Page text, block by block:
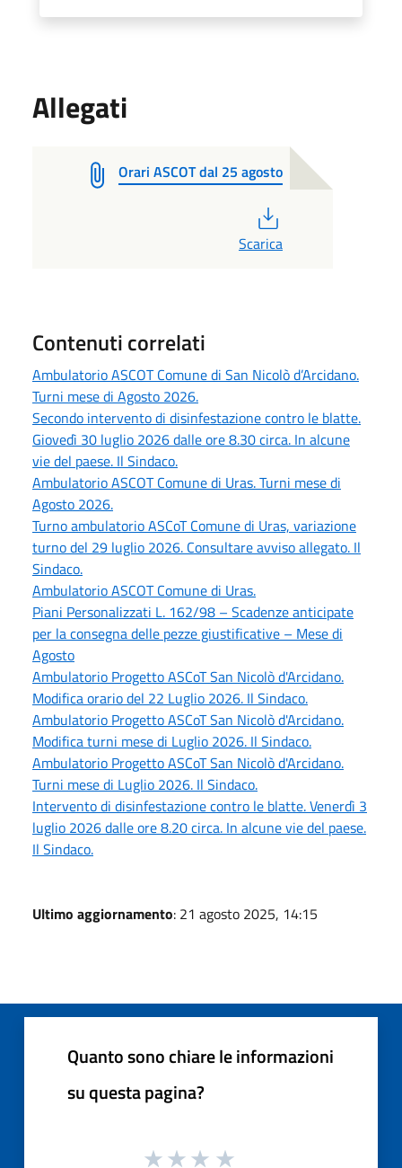
Allegati
Orari ASCOT dal 25 agosto
Scarica
Contenuti correlati
Ambulatorio ASCOT Comune di San Nicolò d’Arcidano.
Turni mese di Agosto 2026.
Secondo intervento di disinfestazione contro le blatte.
Giovedì 30 luglio 2026 dalle ore 8.30 circa. In alcune
vie del paese. Il Sindaco.
Ambulatorio ASCOT Comune di Uras. Turni mese di
Agosto 2026.
Turno ambulatorio ASCoT Comune di Uras, variazione
turno del 29 luglio 2026. Consultare avviso allegato. Il
Sindaco.
Ambulatorio ASCOT Comune di Uras.
Piani Personalizzati L. 162/98 – Scadenze anticipate
per la consegna delle pezze giustificative – Mese di
Agosto
Ambulatorio Progetto ASCoT San Nicolò d'Arcidano.
Modifica orario del 22 Luglio 2026. Il Sindaco.
Ambulatorio Progetto ASCoT San Nicolò d'Arcidano.
Modifica turni mese di Luglio 2026. Il Sindaco.
Ambulatorio Progetto ASCoT San Nicolò d'Arcidano.
Turni mese di Luglio 2026. Il Sindaco.
Intervento di disinfestazione contro le blatte. Venerdì 3
luglio 2026 dalle ore 8.20 circa. In alcune vie del paese.
Il Sindaco.
Ultimo aggiornamento: 21 agosto 2025, 14:15
Quanto sono chiare le informazioni
su questa pagina?